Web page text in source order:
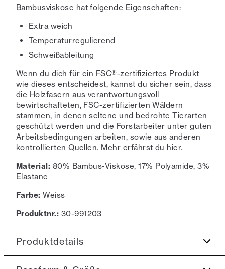
Bambusviskose hat folgende Eigenschaften:
Extra weich
Temperaturregulierend
Schweißableitung
Wenn du dich für ein FSC®-zertifiziertes Produkt
wie dieses entscheidest, kannst du sicher sein, dass
die Holzfasern aus verantwortungsvoll
bewirtschafteten, FSC-zertifizierten Wäldern
stammen, in denen seltene und bedrohte Tierarten
geschützt werden und die Forstarbeiter unter guten
Arbeitsbedingungen arbeiten, sowie aus anderen
kontrollierten Quellen. Mehr erfährst du hier.
Material: 80% Bambus-Viskose, 17% Polyamide, 3%
Elastane
Farbe: Weiss
Produktnr.: 30-991203
Produktdetails